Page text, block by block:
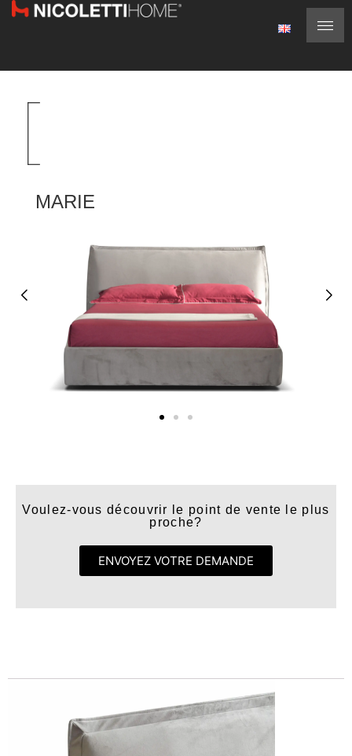
MARIE
Voulez-vous découvrir le point de vente le plus
proche?
ENVOYEZ VOTRE DEMANDE